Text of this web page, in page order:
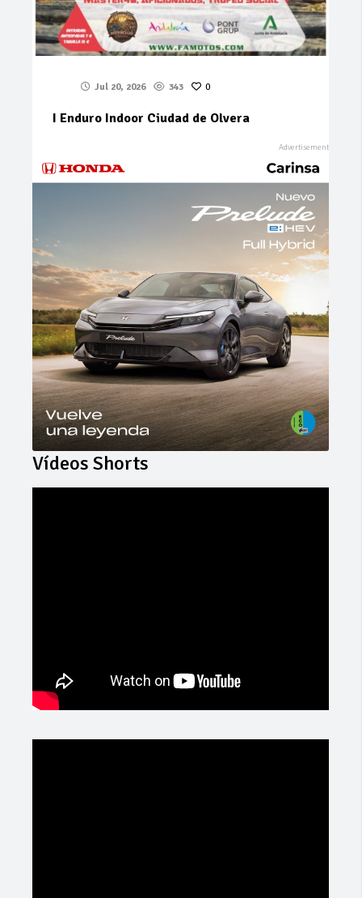
Jul 20, 2026 343 0
I Enduro Indoor Ciudad de Olvera
Vídeos Shorts